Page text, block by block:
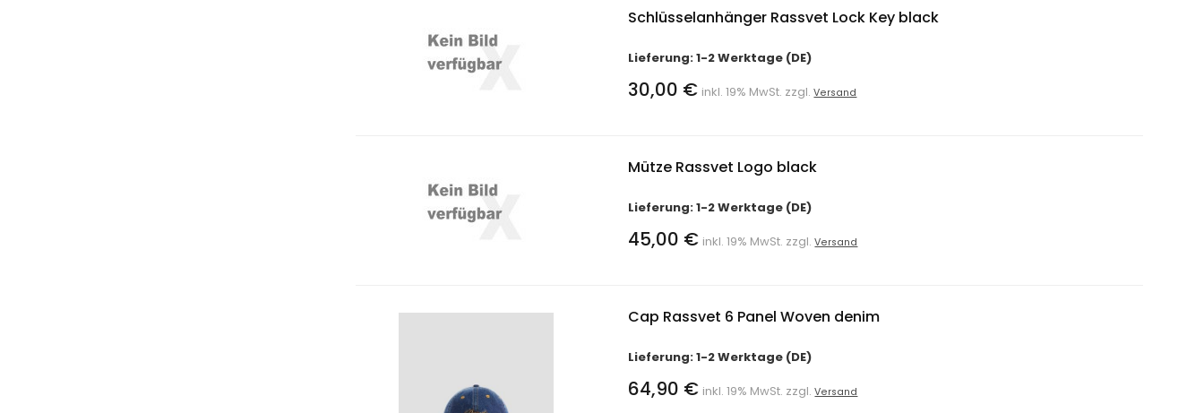
Schlüsselanhänger Rassvet Lock Key black
Lieferung: 1-2 Werktage (DE)
30,00 € inkl. 19% MwSt. zzgl.Versand
Mütze Rassvet Logo black
Lieferung: 1-2 Werktage (DE)
45,00 € inkl. 19% MwSt. zzgl.Versand
Cap Rassvet 6 Panel Woven denim
Lieferung: 1-2 Werktage (DE)
64,90 € inkl. 19% MwSt. zzgl.Versand